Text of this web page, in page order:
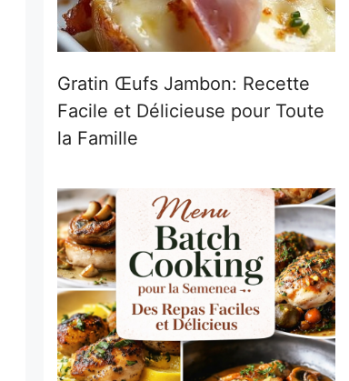
Gratin Œufs Jambon: Recette
Facile et Délicieuse pour Toute
la Famille